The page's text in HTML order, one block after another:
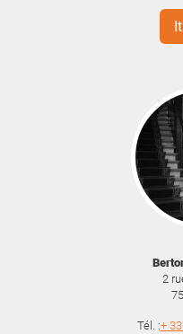
2
Tél. :+